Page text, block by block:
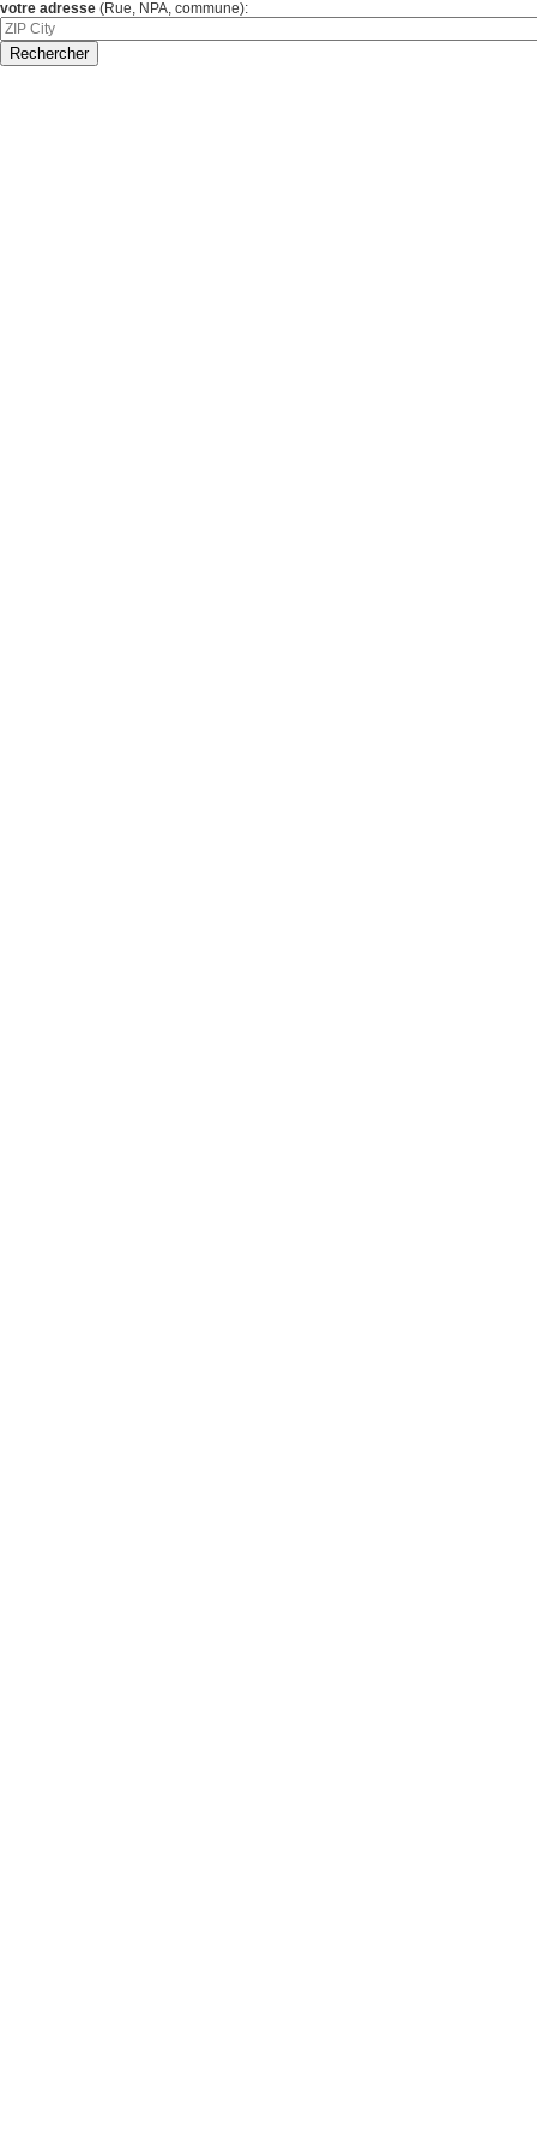
votre adresse (Rue, NPA, commune):